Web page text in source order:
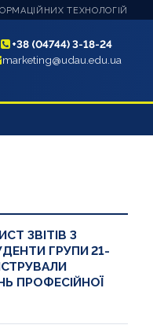
ТЕХНОЛОГІЙ
+38 (04744) 3-18-24
marketing@udau.edu.ua
ЗВІТІВ З
ГРУПИ 21-
ПРОФЕСІЙНОЇ